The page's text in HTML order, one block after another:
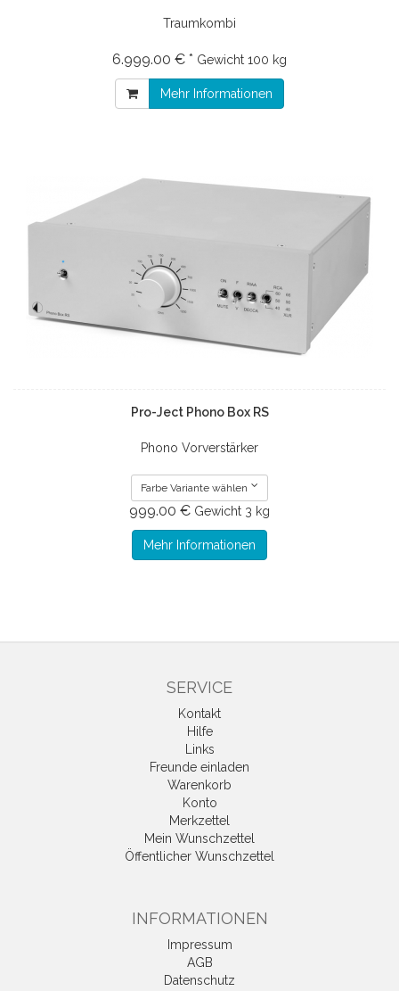
Traumkombi
6.999.00 € * Gewicht 100 kg
Mehr Informationen
Pro-Ject Phono Box RS
Phono Vorverstärker
Farbe Variante wählen
999.00 € Gewicht 3 kg
Mehr Informationen
SERVICE
Kontakt
Hilfe
Links
Freunde einladen
Warenkorb
Konto
Merkzettel
Mein Wunschzettel
Öffentlicher Wunschzettel
INFORMATIONEN
Impressum
AGB
Datenschutz